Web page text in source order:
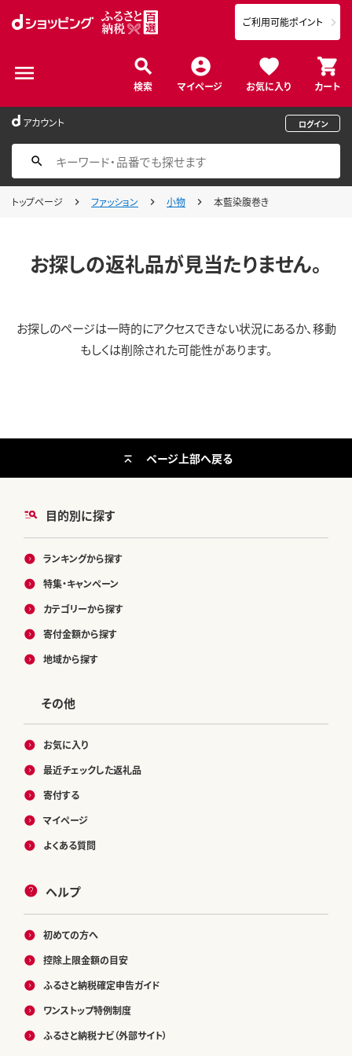
検索 マイページ お気に入り カート
ご利用可能ポイント
アカウント ログイン
トップページ ファッション 小物 本藍染腹巻き
お探しの返礼品が見当たりません。
お探しのページは一時的にアクセスできない状況にあるか、移動
もしくは削除された可能性があります。
目的別に探す
ランキングから探す
特集・キャンペーン
カテゴリーから探す
寄付金額から探す
地域から探す
その他
お気に入り
最近チェックした返礼品
寄付する
マイページ
よくある質問
ヘルプ
初めての方へ
控除上限金額の目安
ふるさと納税確定申告ガイド
ワンストップ特例制度
ふるさと納税ナビ（外部サイト）
ページ上部へ戻る